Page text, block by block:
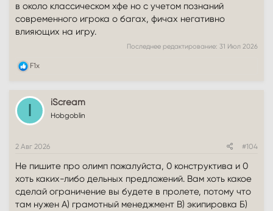
в около классическом хфе но с учетом познаний
современного игрока о багах, фичах негативно
влияющих на игру.
Последнее редактирование: 31 Июл 2026
Р
ц
и
F1x
I iScream
Hobgoblin
2 Авг 2026 #104
Не пишите про олимп пожалуйста, 0 конструктива и 0
хоть каких-либо дельных предложений. Вам хоть какое
сделай ограничение вы будете в пролете, потому что
там нужен А) грамотный менеджмент В) экипировка Б)